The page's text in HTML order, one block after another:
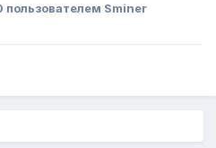
пользователем Sminer